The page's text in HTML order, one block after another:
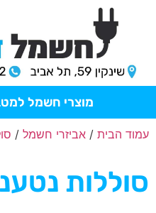
מוצרי חשמל
עמוד הבית / אביזרי חשמל /
סוללות